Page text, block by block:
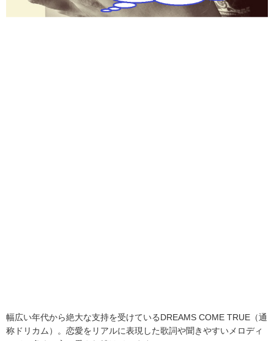
幅広い年代から絶大な支持を受けているDREAMS COME TRUE（通
称ドリカム）。恋愛をリアルに表現した歌詞や聞きやすいメロディ